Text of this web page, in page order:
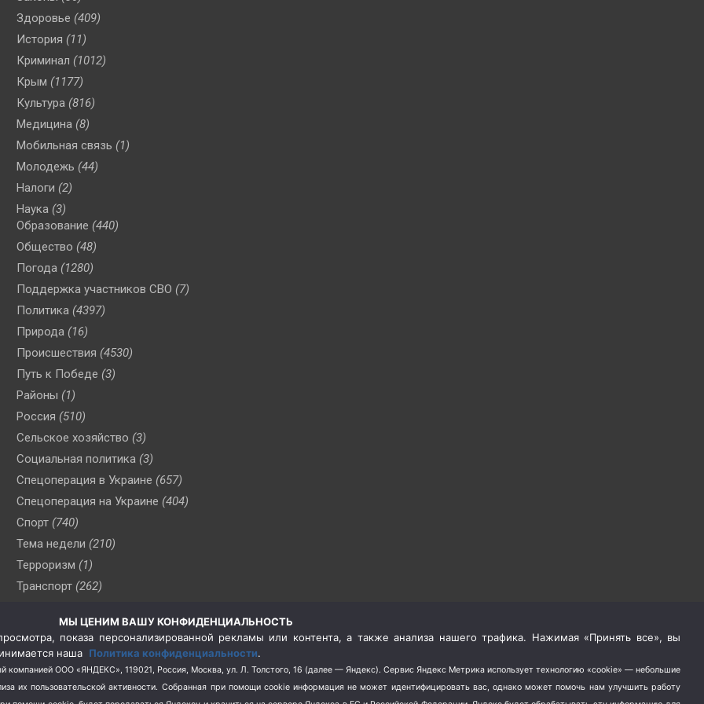
Здоровье (409)
История (11)
Криминал (1012)
Крым (1177)
Культура (816)
Медицина (8)
Мобильная связь (1)
Молодежь (44)
Налоги (2)
Наука (3)
Образование (440)
Общество (48)
Погода (1280)
Поддержка участников СВО (7)
Политика (4397)
Природа (16)
Происшествия (4530)
Путь к Победе (3)
Районы (1)
Россия (510)
Сельское хозяйство (3)
Социальная политика (3)
Спецоперация в Украине (657)
Спецоперация на Украине (404)
Спорт (740)
Тема недели (210)
Терроризм (1)
Транспорт (262)
(76)
Цены (2)
Школа и спорт (2)
Экология (8)
МЫ ЦЕНИМ ВАШУ КОНФИДЕНЦИАЛЬНОСТЬ
показа персонализированной рекламы или контента, а также анализа нашего трафика. Нажимая «Принять все», вы
наша Политика конфиденциальности.
компанией ООО «ЯНДЕКС», 119021, Россия, Москва, ул. Л. Толстого, 16 (далее — Яндекс). Сервис Яндекс Метрика использует технологию «cookie» — небольшие
их пользовательской активности. Собранная при помощи cookie информация не может идентифицировать вас, однако может помочь нам улучшить работу